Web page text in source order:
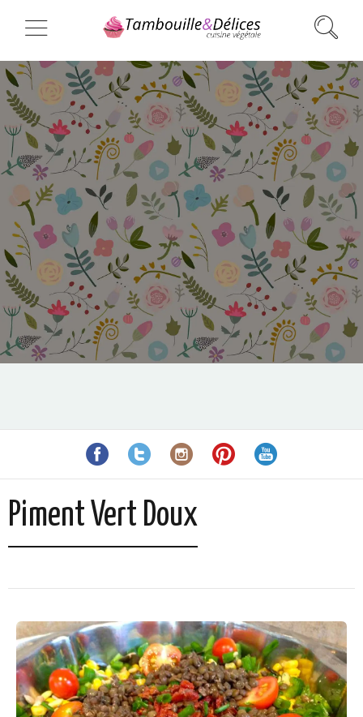
Piment Vert Doux